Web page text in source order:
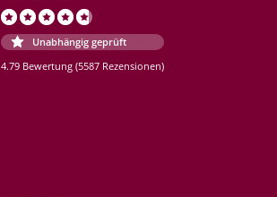
Unabhängig geprüft
4.79 Bewertung (5587 Rezensionen)